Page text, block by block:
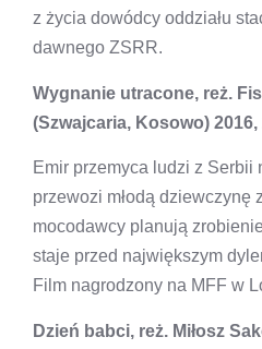
z życia dowódcy oddziału
dawnego ZSRR.
Wygnanie utracone, reż.
(Szwajcaria, Kosowo) 2016,
Emir przemyca ludzi z Serbii
przewozi młodą dziewczynę
mocodawcy planują
staje przed największym
Film nagrodzony na MFF w
Dzień babci, reż. Miłosz